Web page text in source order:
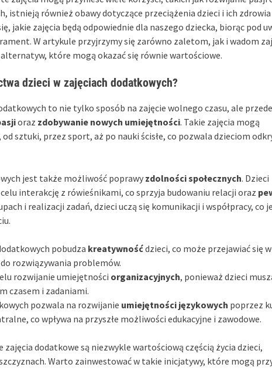
istnieją również obawy dotyczące przeciążenia dzieci i ich zdrowia
jakie zajęcia będą odpowiednie dla naszego dziecka, biorąc pod
W artykule przyjrzymy się zarówno zaletom, jak i wadom
które mogą okazać się równie wartościowe.
dzieci w zajęciach dodatkowych?
to nie tylko sposób na zajęcie wolnego czasu, ale przede
oraz zdobywanie nowych umiejętności. Takie zajęcia mogą
sztuki, przez sport, aż po nauki ścisłe, co pozwala dzieciom
jest także możliwość poprawy zdolności społecznych. Dzieci
interakcję z rówieśnikami, co sprzyja budowaniu relacji oraz
i realizacji zadań, dzieci uczą się komunikacji i współpracy, co
pobudza kreatywnośćdzieci, co może przejawiać się
rozwiązywania problemów.
rozwijanie umiejętności organizacyjnych, ponieważ dzieci
czasem i zadaniami.
pozwala na rozwijanie umiejętności językowych poprzez
co wpływa na przyszłe możliwości edukacyjne i zawodowe.
dodatkowe są niezwykle wartościową częścią życia dzieci,
Warto zainwestować w takie inicjatywy, które mogą